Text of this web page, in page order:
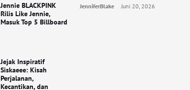
Jennie BLACKPINK
Rilis Like Jennie,
Masuk Top 5 Billboard
Jejak Inspiratif
Siskaeee: Kisah
Perjalanan,
Kecantikan, dan
JenniferBlake Juni 20, 2026